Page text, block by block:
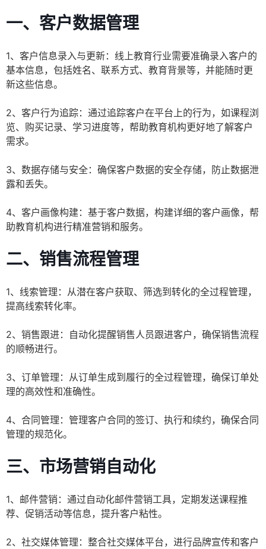
一、 客户数据管理
1、客户信息录入与更新：线上教育行业需要准确录入客户的
基本信息，包括姓名、联系方式、教育背景等，并能随时更
新这些信息。
2、客户行为追踪：通过追踪客户在平台上的行为，如课程浏
览、购买记录、学习进度等，帮助教育机构更好地了解客户
需求。
3、数据存储与安全：确保客户数据的安全存储，防止数据泄
露和丢失。
4、客户画像构建：基于客户数据，构建详细的客户画像，帮
助教育机构进行精准营销和服务。
二、 销售流程管理
1、线索管理：从潜在客户获取、筛选到转化的全过程管理，
提高线索转化率。
2、销售跟进：自动化提醒销售人员跟进客户，确保销售流程
的顺畅进行。
3、订单管理：从订单生成到履行的全过程管理，确保订单处
理的高效性和准确性。
4、合同管理：管理客户合同的签订、执行和续约，确保合同
管理的规范化。
三、 市场营销自动化
1、邮件营销：通过自动化邮件营销工具，定期发送课程推
荐、促销活动等信息，提升客户粘性。
2、社交媒体管理：整合社交媒体平台，进行品牌宣传和客户